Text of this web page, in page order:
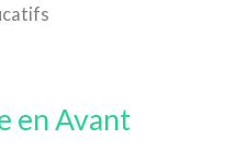
en Avant